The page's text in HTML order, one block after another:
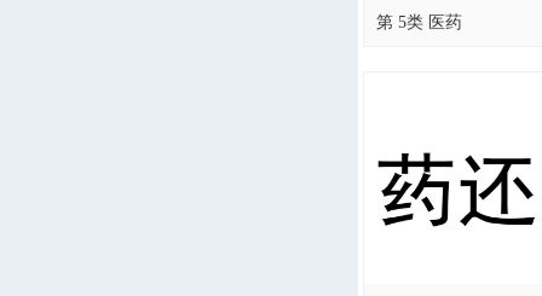
第 5类 医药